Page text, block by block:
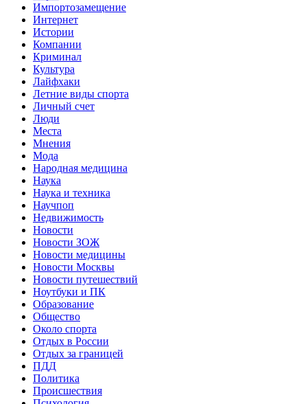
Импортозамещение
Интернет
Истории
Компании
Криминал
Культура
Лайфхаки
Летние виды спорта
Личный счет
Люди
Места
Мнения
Мода
Народная медицина
Наука
Наука и техника
Научпоп
Недвижимость
Новости
Новости ЗОЖ
Новости медицины
Новости Москвы
Новости путешествий
Ноутбуки и ПК
Образование
Общество
Около спорта
Отдых в России
Отдых за границей
ПДД
Политика
Происшествия